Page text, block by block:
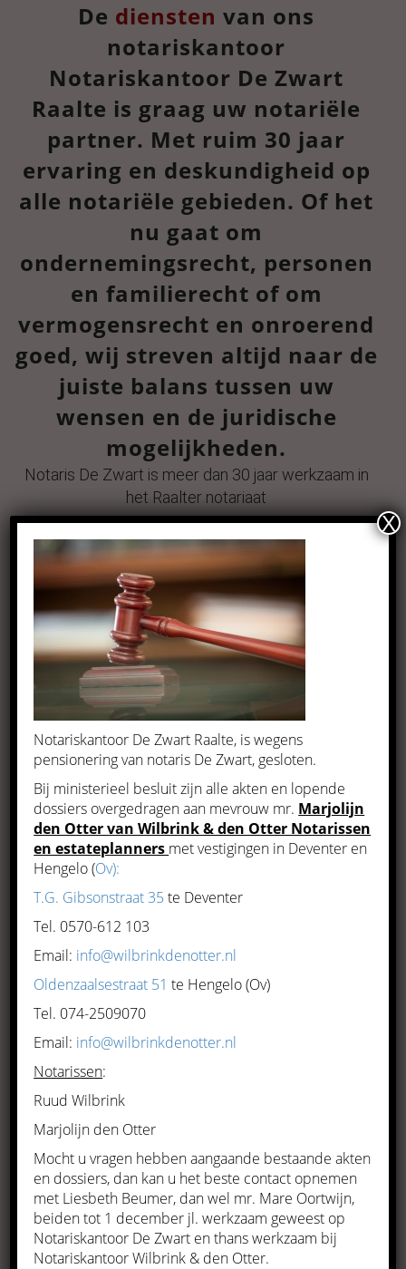
De diensten van ons
notariskantoor
Notariskantoor De Zwart
Raalte is graag uw notariële
partner. Met ruim 30 jaar
ervaring en deskundigheid op
alle notariële gebieden. Of het
nu gaat om
ondernemingsrecht, personen
en familierecht of om
vermogensrecht en onroerend
goed, wij streven altijd naar de
juiste balans tussen uw
wensen en de juridische
mogelijkheden.
Notaris De Zwart is meer dan 30 jaar werkzaam in
het Raalter notariaat
De ondernemer
Meer informatie
Wonen en vastgoed
Meer informatie
Personen en familierecht
Meer informatie
Notariskantoor De Zwart Raalte, is wegens
pensionering van notaris De Zwart, gesloten.
Bij ministerieel besluit zijn alle akten en lopende
dossiers overgedragen aan mevrouw mr. Marjolijn
den Otter van Wilbrink & den Otter Notarissen
en estateplanners met vestigingen in Deventer en
Hengelo (Ov):
T.G. Gibsonstraat 35 te Deventer
Tel. 0570-612 103
Email: info@wilbrinkdenotter.nl
Oldenzaalsestraat 51 te Hengelo (Ov)
Tel. 074-2509070
Email: info@wilbrinkdenotter.nl
Notarissen:
Ruud Wilbrink
Marjolijn den Otter
Mocht u vragen hebben aangaande bestaande akten
en dossiers, dan kan u het beste contact opnemen
met Liesbeth Beumer, dan wel mr. Mare Oortwijn,
beiden tot 1 december jl. werkzaam geweest op
Notariskantoor De Zwart en thans werkzaam bij
Notariskantoor Wilbrink & den Otter.
X